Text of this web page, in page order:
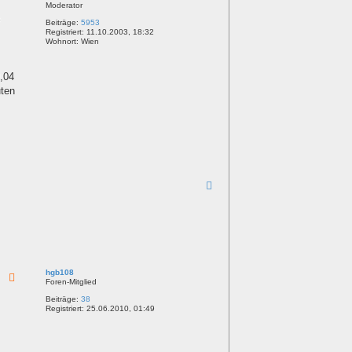
Moderator
Beiträge: 5953
Registriert: 11.10.2003, 18:32
Wohnort: Wien
hgb108
Foren-Mitglied
Beiträge: 38
Registriert: 25.06.2010, 01:49